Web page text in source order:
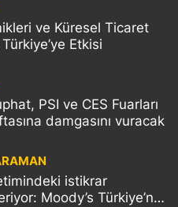
ve Küresel Ticaret
Etkisi
PSI ve CES Fuarları
damgasını vuracak
istikrar
Moody’s Türkiye’nin